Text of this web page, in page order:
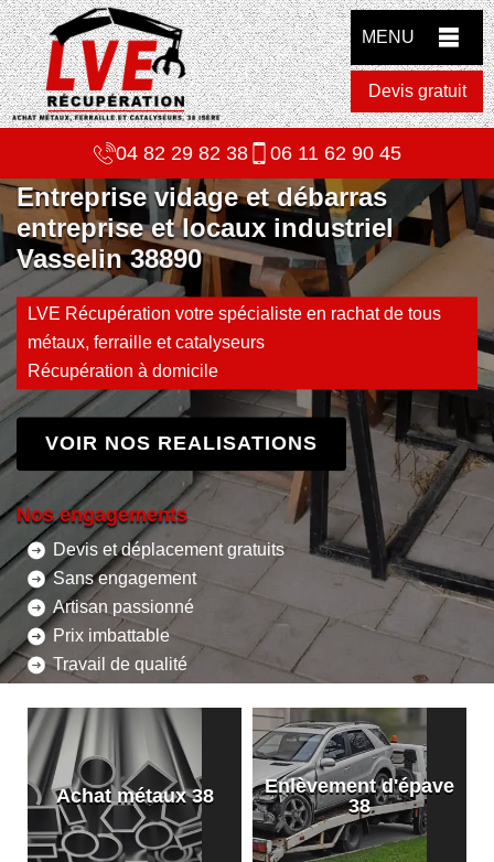
MENU
Devis gratuit
04 82 29 82 38 06 11 62 90 45
Entreprise vidage et débarras
entreprise et locaux industriel
Vasselin 38890
LVE Récupération votre spécialiste en rachat de tous
métaux, ferraille et catalyseurs
Récupération à domicile
VOIR NOS REALISATIONS
Nos engagements
Devis et déplacement gratuits
Sans engagement
Artisan passionné
Prix imbattable
Travail de qualité
Achat métaux 38
Enlèvement d'épave
38